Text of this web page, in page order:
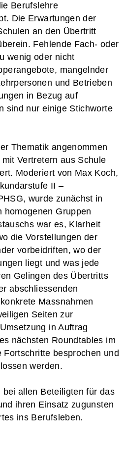
Berufslehre
Die Erwartungen der
an den Übertritt
Fehlende Fach- oder
wenig oder nicht
mangelnder
und Betrieben
in Bezug auf
sind nur einige Stichworte
Thematik angenommen
Vertretern aus Schule
Moderiert von Max Koch,
II –
wurde zunächst in
homogenen Gruppen
war es, Klarheit
die Vorstellungen der
vorbeidriften, wo der
liegt und was jede
Gelingen des Übertritts
abschliessenden
Massnahmen
Seiten zur
in Auftrag
nächsten Roundtables im
besprochen und
werden.
bei allen Beteiligten für das
ihren Einsatz zugunsten
ins Berufsleben.